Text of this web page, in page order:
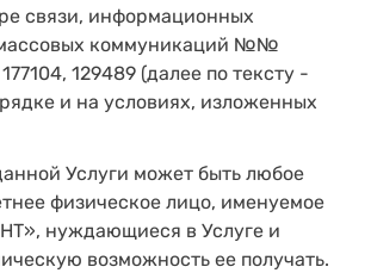
связи, информационных
коммуникаций №№
177104, 129489 (далее по тексту -
и на условиях, изложенных
Услуги может быть любое
физическое лицо, именуемое
нуждающиеся в Услуге и
возможность ее получать.